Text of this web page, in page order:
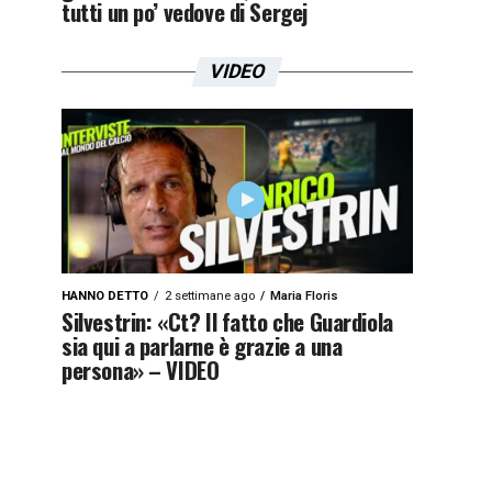
amp-
tutti un po’ vedove di Sergej
VIDEO
HANNO DETTO 2 settimane ago Maria Floris
Silvestrin: «Ct? Il fatto che Guardiola
sia qui a parlarne è grazie a una
persona» – VIDEO